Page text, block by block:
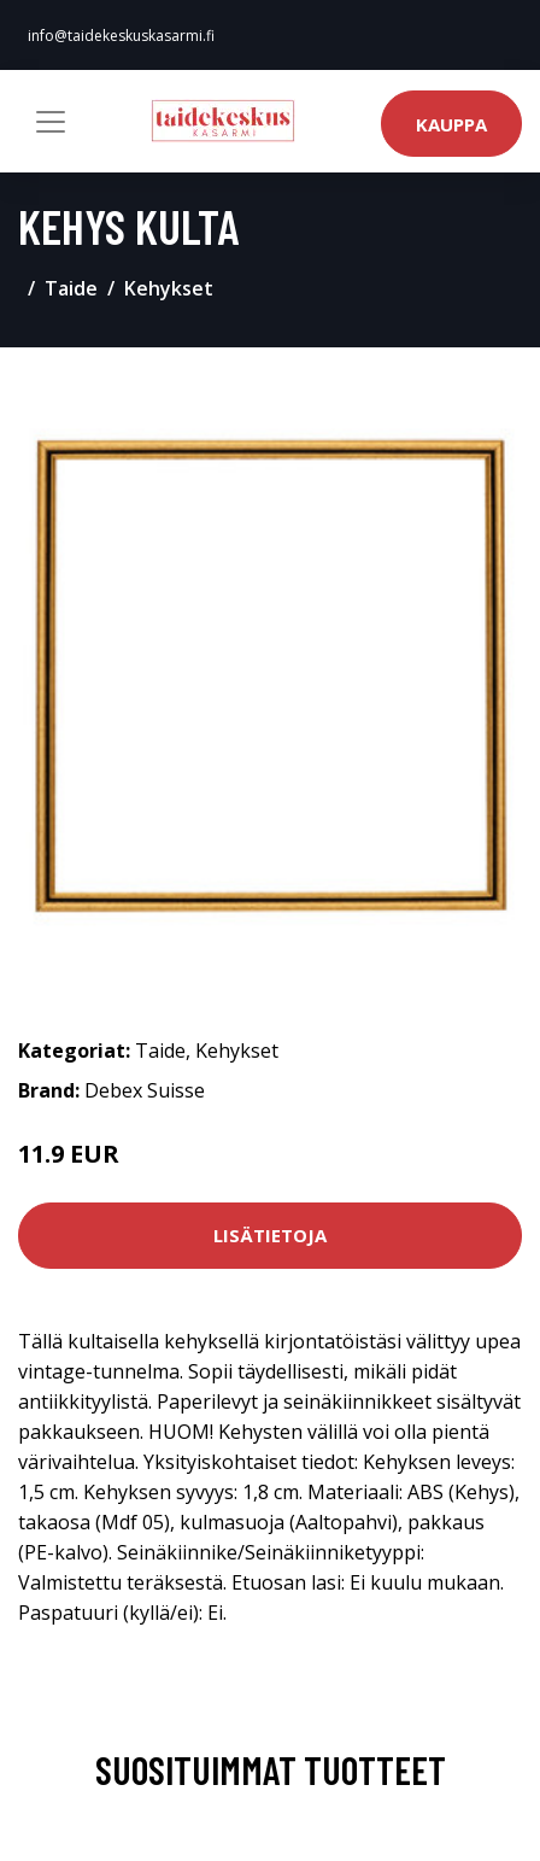
info@taidekeskuskasarmi.fi
KAUPPA
KEHYS KULTA
Taide Kehykset
Kategoriat: Taide, Kehykset
Brand: Debex Suisse
11.9 EUR
LISÄTIETOJA
Tällä kultaisella kehyksellä kirjontatöistäsi välittyy upea
vintage-tunnelma. Sopii täydellisesti, mikäli pidät
antiikkityylistä. Paperilevyt ja seinäkiinnikkeet sisältyvät
pakkaukseen. HUOM! Kehysten välillä voi olla pientä
värivaihtelua. Yksityiskohtaiset tiedot: Kehyksen leveys:
1,5 cm. Kehyksen syvyys: 1,8 cm. Materiaali: ABS (Kehys),
takaosa (Mdf 05), kulmasuoja (Aaltopahvi), pakkaus
(PE-kalvo). Seinäkiinnike/Seinäkiinniketyyppi:
Valmistettu teräksestä. Etuosan lasi: Ei kuulu mukaan.
Paspatuuri (kyllä/ei): Ei.
SUOSITUIMMAT TUOTTEET